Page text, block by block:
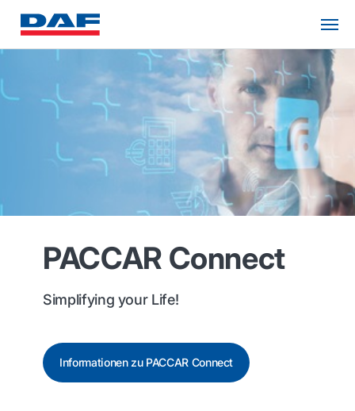
PACCAR Connect
Simplifying your Life!
Informationen zu PACCAR Connect